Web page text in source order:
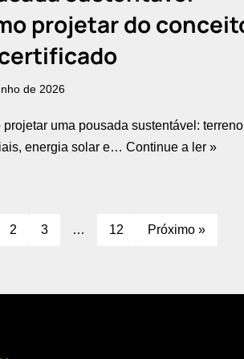
projetar do
de 2026
projetar uma pousada sustentável:
energia solar e… Continue a ler »
2 3 … 12 Próximo »